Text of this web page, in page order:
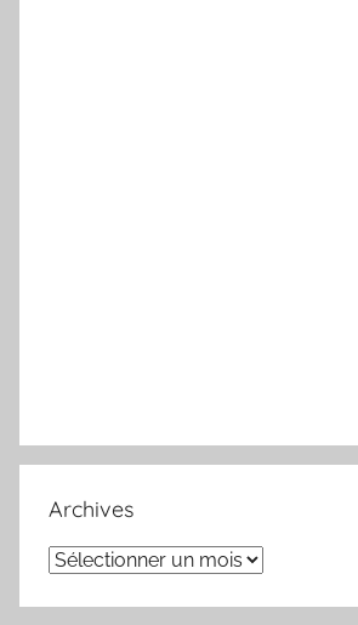
Archives
Archives